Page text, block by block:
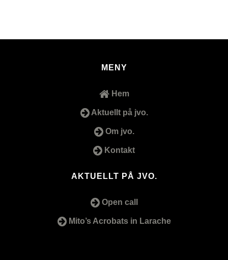
MENY
Hem
Aktuellt på jvo.
Om jvo.
Kontakt
AKTUELLT PÅ JVO.
Open call
Mito’s Acrobats in Larache